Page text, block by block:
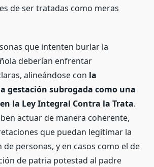
de ser tratadas como meras
que intenten burlar la
deberían enfrentar
alineándose con la
gestación subrogada como una
la Ley Integral Contra la Trata.
actuar de manera coherente,
que puedan legitimar la
personas, y en casos como el de
de patria potestad al padre